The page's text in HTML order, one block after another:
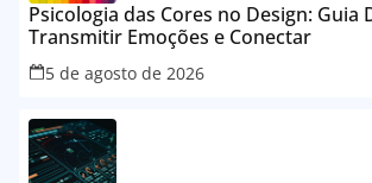
Psicologia das Cores no Design: Guia
Transmitir Emoções e Conectar
5 de agosto de 2026